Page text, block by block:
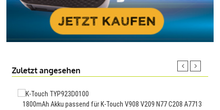
Zuletzt angesehen
1800mAh Akku passend für K-Touch V908 V209 N77 C208 A7713